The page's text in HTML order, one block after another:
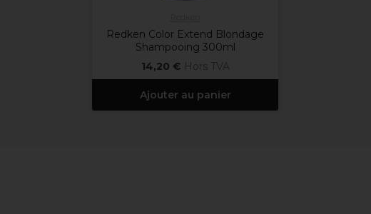
Redken Color Extend Blondage
Shampooing 300ml
14,20 € Hors TVA
Ajouter au panier